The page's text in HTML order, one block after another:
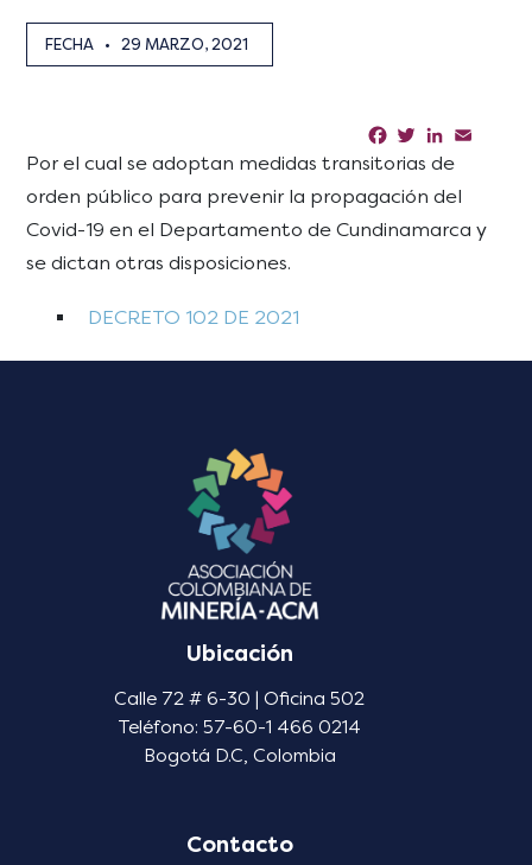
FECHA • 29 MARZO, 2021
Facebook
TwitterLinkedIn
Por el cual se adoptan medidas transitorias de
orden público para prevenir la propagación del
Covid-19 en el Departamento de Cundinamarca y
se dictan otras disposiciones.
DECRETO 102 DE 2021
Ubicación
Calle 72 # 6-30 | Oficina 502
Teléfono: 57-60-1 466 0214
Bogotá D.C, Colombia
Contacto